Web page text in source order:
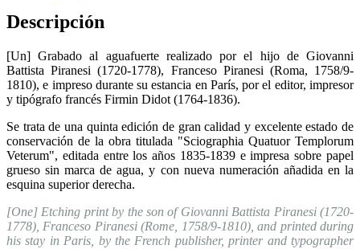
Descripción
[Un] Grabado al aguafuerte realizado por el hijo de Giovanni
Battista Piranesi (1720-1778), Franceso Piranesi (Roma, 1758/9-
1810), e impreso durante su estancia en París, por el editor, impresor
y tipógrafo francés Firmin Didot (1764-1836).
Se trata de una quinta edición de gran calidad y excelente estado de
conservación de la obra titulada "Sciographia Quatuor Templorum
Veterum", editada entre los años 1835-1839 e impresa sobre papel
grueso sin marca de agua, y con nueva numeración añadida en la
esquina superior derecha.
[One] Etching print by the son of Giovanni Battista Piranesi (1720-
1778), Franceso Piranesi (Rome, 1758/9-1810), and printed during
his stay in Paris, by the French publisher, printer and typographer